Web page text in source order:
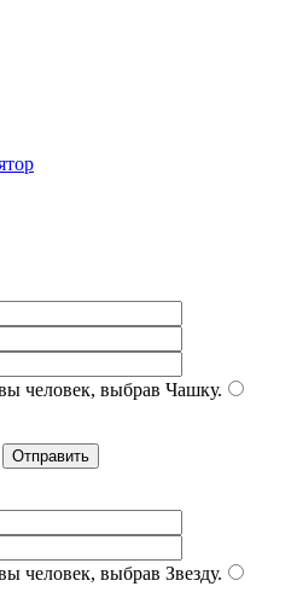
человек, выбрав Чашку.
человек, выбрав Звезду.